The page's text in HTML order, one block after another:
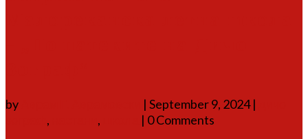
by | September 9, 2024|
, ,
| 0 Comments